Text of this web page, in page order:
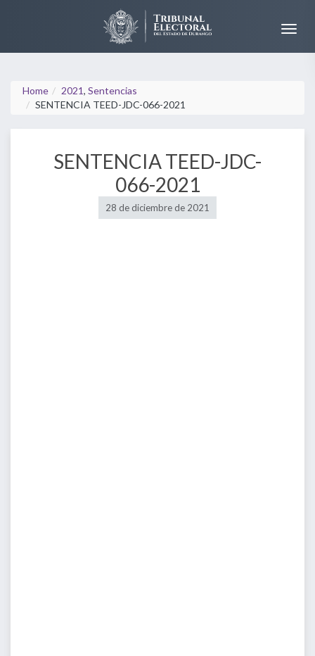
Home 2021, Sentencias
SENTENCIA TEED-JDC-066-2021
SENTENCIA TEED-JDC-
066-2021
28 de diciembre de 2021